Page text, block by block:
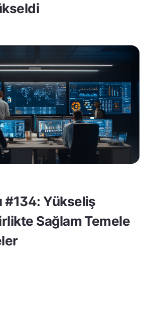
#134: Yükseliş
Sağlam Temele